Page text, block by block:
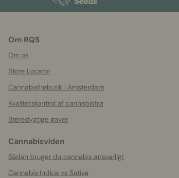
Om RQS
Om os
Store Locator
Cannabisfrøbutik i Amsterdam
Kvalitetskontrol af cannabisfrø
Bæredygtige gaver
Cannabisviden
Sådan bruger du cannabis ansvarligt
Cannabis Indica vs Sativa